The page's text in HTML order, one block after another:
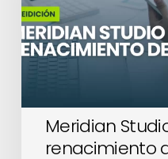
de
la
analítica
Meridian
renacimiento